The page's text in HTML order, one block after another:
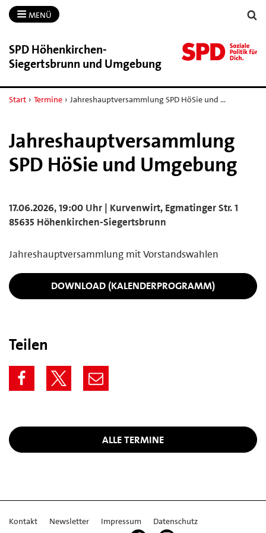
MENÜ
SPD Höhenkirchen-​
Siegertsbrunn und Umgebung
Start › Termine › Jahreshauptversammlung SPD HöSie und …
Jahreshauptversammlung
SPD HöSie und Umgebung
17.06.2026, 19:00 Uhr | Kurvenwirt, Egmatinger Str. 1
85635 Höhenkirchen-Siegertsbrunn
Jahreshauptversammlung mit Vorstandswahlen
DOWNLOAD (KALENDERPROGRAMM)
Teilen
ALLE TERMINE
Kontakt Newsletter Impressum
Datenschutz